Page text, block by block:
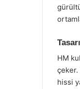
HM
çeker.
hissi